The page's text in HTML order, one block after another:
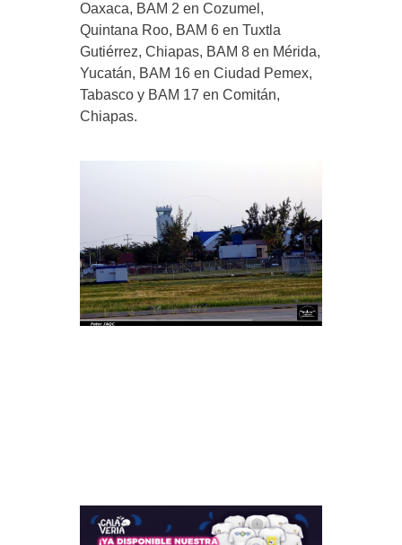
Oaxaca, BAM 2 en Cozumel,
Quintana Roo, BAM 6 en Tuxtla
Gutiérrez, Chiapas, BAM 8 en Mérida,
Yucatán, BAM 16 en Ciudad Pemex,
Tabasco y BAM 17 en Comitán,
Chiapas.